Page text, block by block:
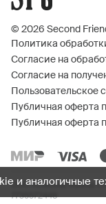
и аналогичные
© 2026 Second
Политика
Согласие на
Согласие на
Пользовательское
Публичная оферта
Публичная оферта
ООО «Сэконд Фрэнд
7735572448